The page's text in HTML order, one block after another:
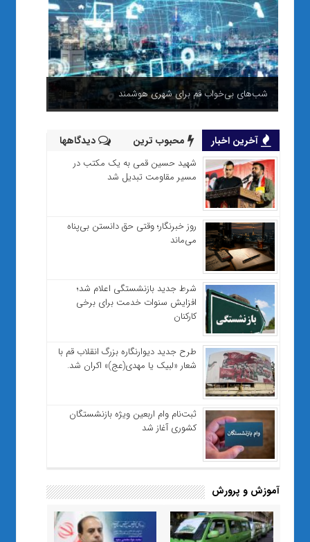
شب‌های بی‌خواب قم برای شهری هوشمند
آخرین اخبار محبوب ترین دیدگاهها
شهید حسین قمی به یک مکتب در
مسیر مقاومت تبدیل شد
روز خبرنگار؛ وقتی حق دانستن بی‌پناه
می‌ماند
شرط جدید بازنشستگی اعلام شد؛
افزایش سنوات خدمت برای برخی
کارکنان
طرح جدید دیوارنگاره بزرگ انقلاب قم با
شعار «لبیک یا مهدی(عج)» اکران شد.
ثبت‌نام وام اربعین ویژه بازنشستگان
کشوری آغاز شد
آموزش و پرورش